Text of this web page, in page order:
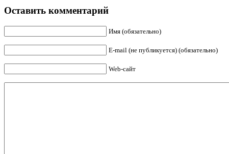
Оставить комментарий
Имя (обязательно)
E-mail (не публикуется) (обязательно)
Web-сайт